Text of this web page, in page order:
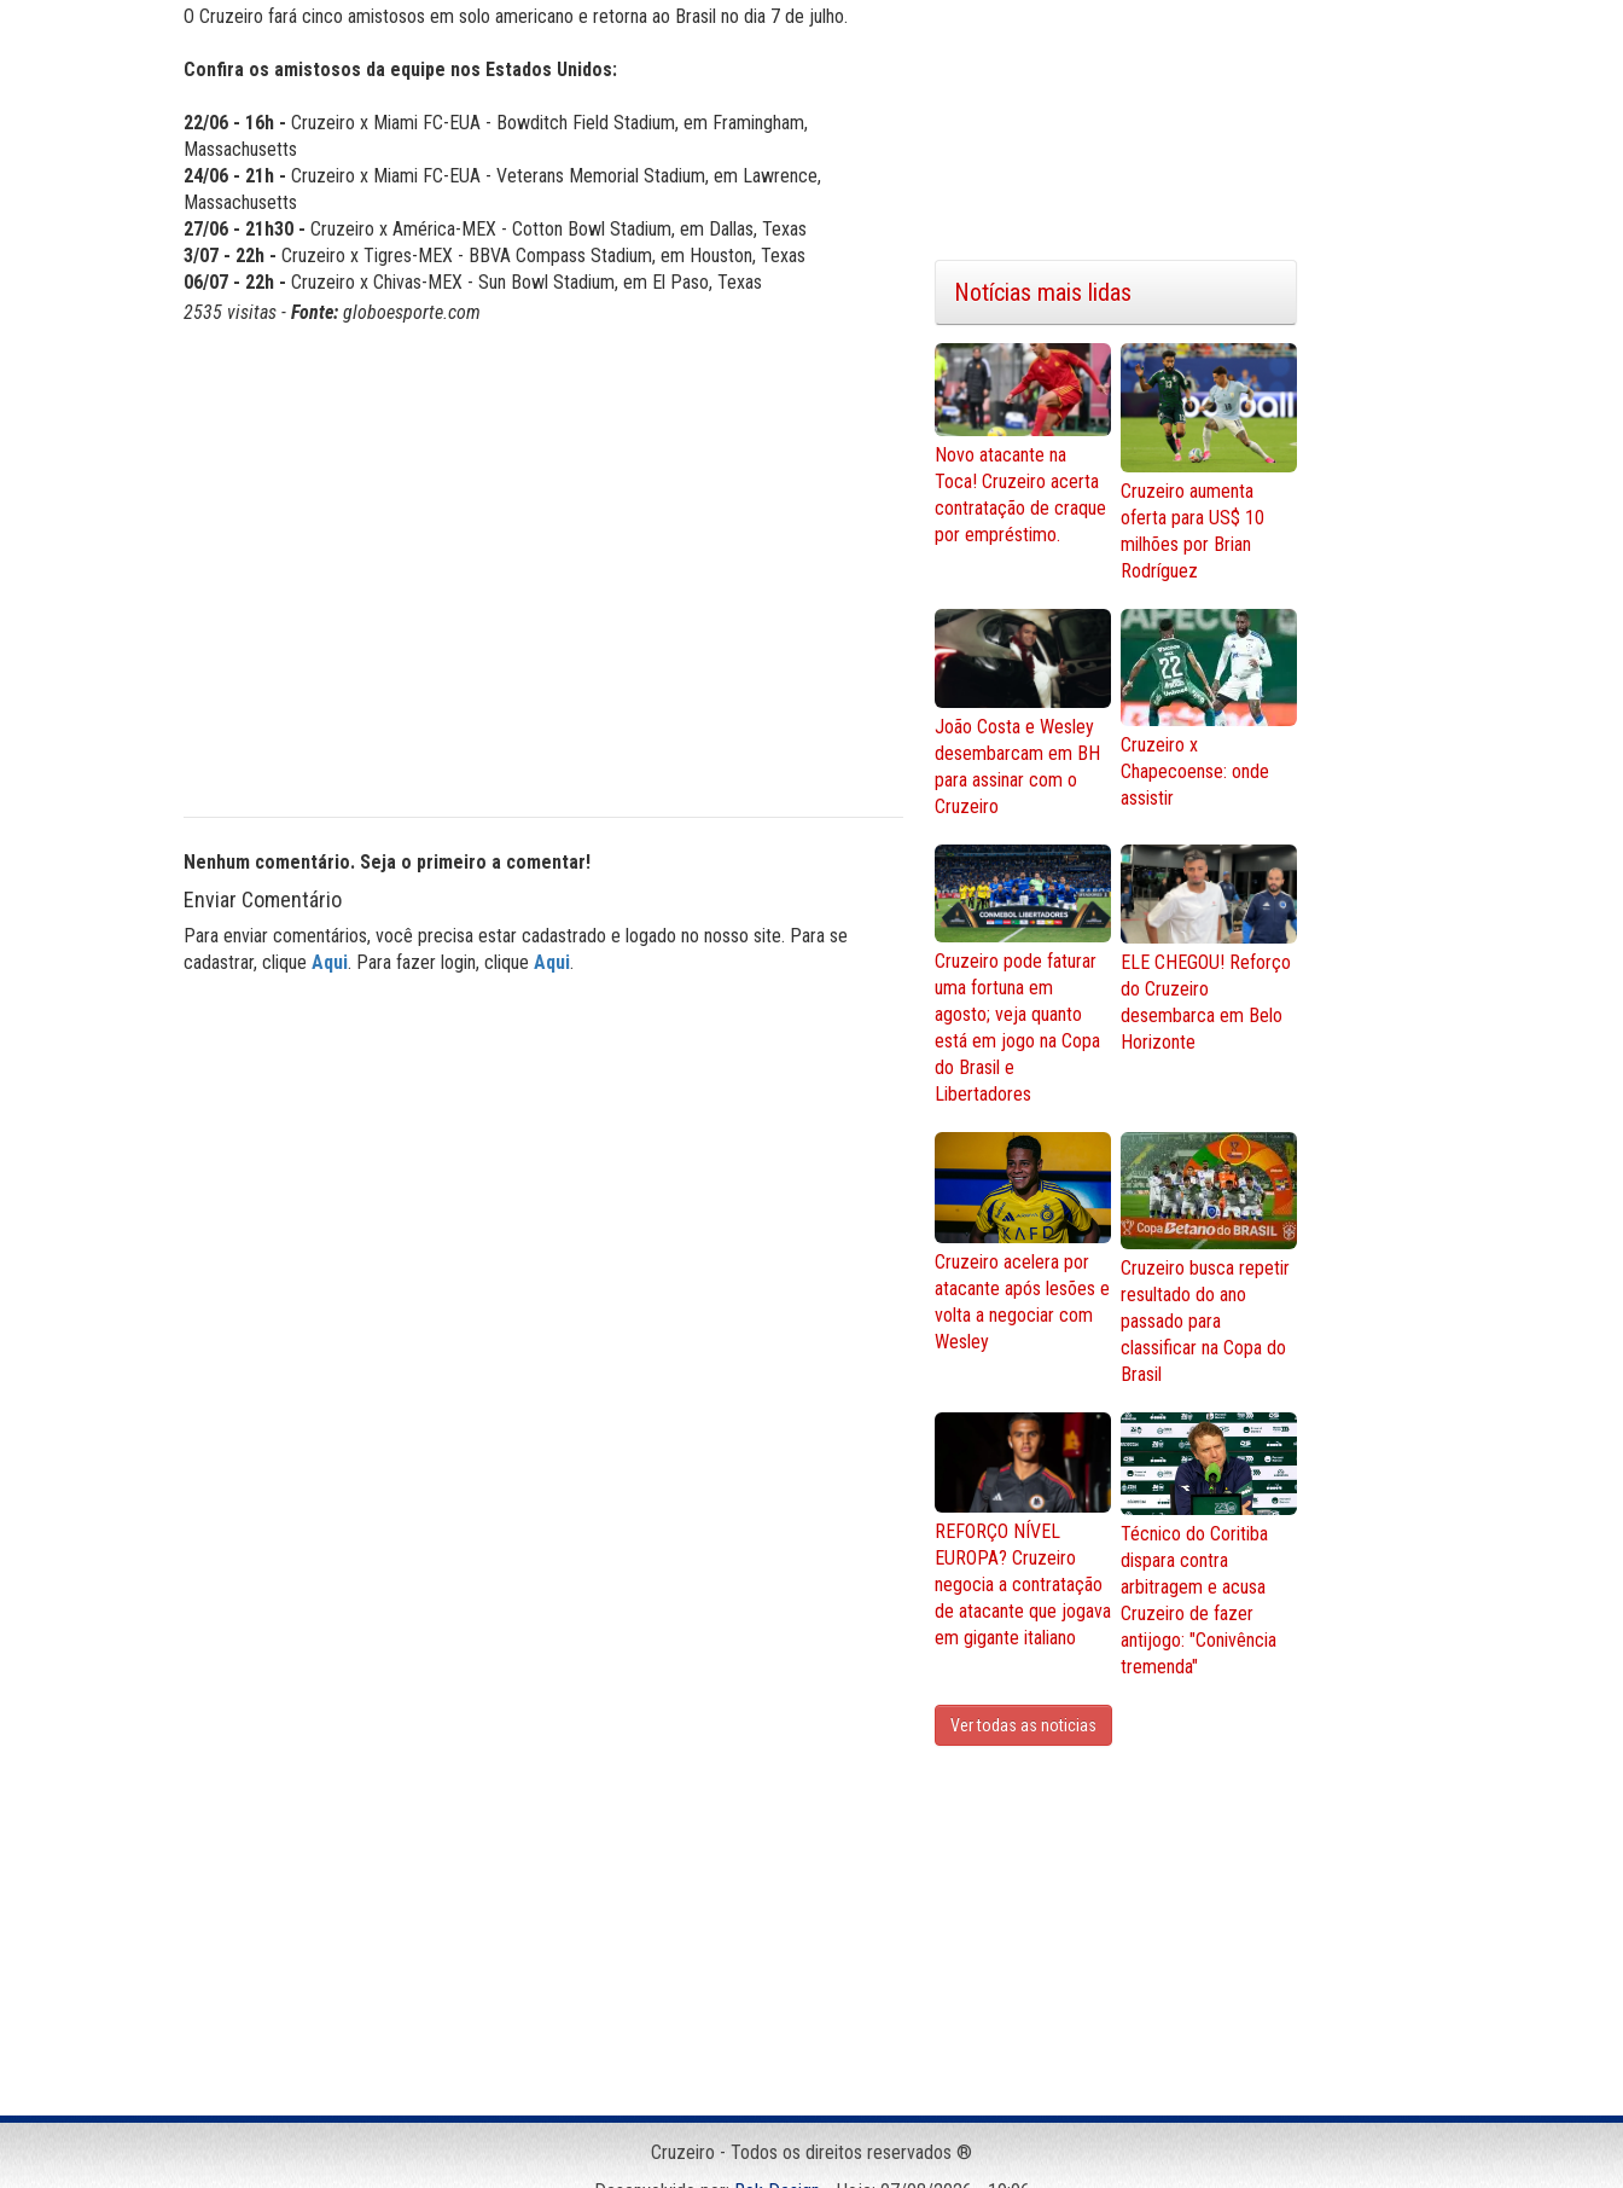
O Cruzeiro fará cinco amistosos em solo americano e retorna ao Brasil no dia 7 de julho.
Confira os amistosos da equipe nos Estados Unidos:
22/06 - 16h - Cruzeiro x Miami FC-EUA - Bowditch Field Stadium, em Framingham,
Massachusetts
24/06 - 21h - Cruzeiro x Miami FC-EUA - Veterans Memorial Stadium, em Lawrence,
Massachusetts
27/06 - 21h30 - Cruzeiro x América-MEX - Cotton Bowl Stadium, em Dallas, Texas
3/07 - 22h - Cruzeiro x Tigres-MEX - BBVA Compass Stadium, em Houston, Texas
06/07 - 22h - Cruzeiro x Chivas-MEX - Sun Bowl Stadium, em El Paso, Texas
2535 visitas - Fonte: globoesporte.com
Nenhum comentário. Seja o primeiro a comentar!
Enviar Comentário
Para enviar comentários, você precisa estar cadastrado e logado no nosso site. Para se
cadastrar, clique Aqui. Para fazer login, clique Aqui.
Notícias mais lidas
Novo atacante na
Toca! Cruzeiro acerta
contratação de craque
por empréstimo.
Cruzeiro aumenta
oferta para US$ 10
milhões por Brian
Rodríguez
João Costa e Wesley
desembarcam em BH
para assinar com o
Cruzeiro
Cruzeiro x
Chapecoense: onde
assistir
Cruzeiro pode faturar
uma fortuna em
agosto; veja quanto
está em jogo na Copa
do Brasil e
Libertadores
ELE CHEGOU! Reforço
do Cruzeiro
desembarca em Belo
Horizonte
Cruzeiro acelera por
atacante após lesões e
volta a negociar com
Wesley
Cruzeiro busca repetir
resultado do ano
passado para
classificar na Copa do
Brasil
REFORÇO NÍVEL
EUROPA? Cruzeiro
negocia a contratação
de atacante que jogava
em gigante italiano
Técnico do Coritiba
dispara contra
arbitragem e acusa
Cruzeiro de fazer
antijogo: "Conivência
tremenda"
Ver todas as noticias
Cruzeiro - Todos os direitos reservados ®